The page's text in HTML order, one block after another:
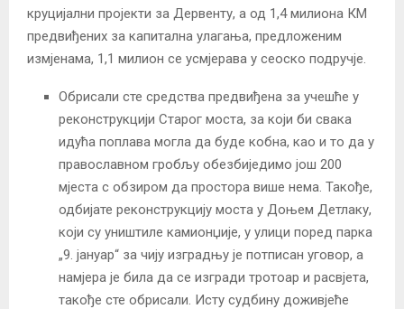
круцијални пројекти за Дервенту, а од 1,4 милиона КМ
предвиђених за капитална улагања, предложеним
измјенама, 1,1 милион се усмјерава у сеоско подручје.
Обрисали сте средства предвиђена за учешће у
реконструкцији Старог моста, за који би свака
идућа поплава могла да буде кобна, као и то да у
православном гробљу обезбиједимо још 200
мјеста с обзиром да простора више нема. Такође,
одбијате реконструкцију моста у Доњем Детлаку,
који су уништиле камионџије, у улици поред парка
„9. јануар“ за чију изградњу је потписан уговор, а
намјера је била да се изгради тротоар и расвјета,
такође сте обрисали. Исту судбину доживјеће